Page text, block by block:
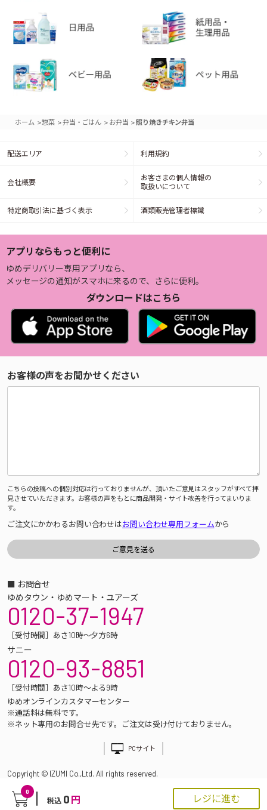
0
税込 0 円 レジに進む
ホーム >惣菜 >弁当・ごはん > お弁当 >照り焼きチキン弁当
配送エリア 利用規約
会社概要
お客さまの個人情報の
取扱いについて
特定商取引法に基づく表示 酒類販売管理者標識
アプリならもっと便利に
ゆめデリバリー専用アプリなら、
メッセージの通知がスマホに来るので、さらに便利。
ダウンロードはこちら
お客様の声をお聞かせください
こちらの投稿への個別対応は行っておりませんが、頂いたご意見はスタッフがすべて拝
見させていただきます。お客様の声をもとに商品開発・サイト改善を行ってまいりま
す。
ご注文にかかわるお問い合わせはお問い合わせ専用フォームから
■ お問合せ
ゆめタウン・ゆめマート・ユアーズ
0120-37-1947
［受付時間］あさ10時～夕方6時
サニー
0120-93-8851
［受付時間］あさ10時～よる9時
ゆめオンラインカスタマーセンター
※通話料は無料です。
※ネット専用のお問合せ先です。ご注文は受け付けておりません。
PCサイト
Copyright © IZUMI Co.,Ltd. All rights reserved.